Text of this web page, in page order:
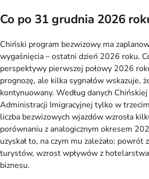
Co po 31 grudnia 2026
Chiński program bezwizowy ma
wygaśnięcia – ostatni dzień 2026 roku.
perspektywy pierwszej połowy 2026
prognozę, ale kilka sygnałów wskazuje,
kontynuowany. Według danych
Administracji Imigracyjnej tylko w
liczba bezwizowych wjazdów wzrosła
porównaniu z analogicznym okresem
uzyskał to, na czym mu zależało: powrót
turystów, wzrost wpływów z
biznesu.